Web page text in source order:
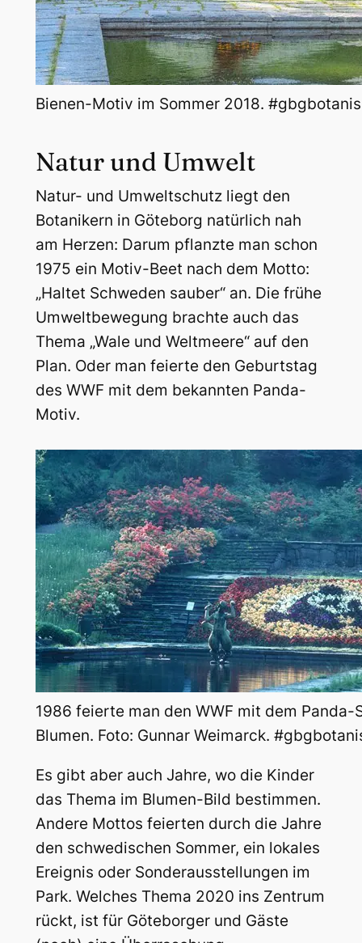
Bienen-Motiv im Sommer 2018.
Natur und Umwelt
Natur- und Umweltschutz liegt den
Botanikern in Göteborg natürlich nah
am Herzen: Darum pflanzte man schon
1975 ein Motiv-Beet nach dem Motto:
„Haltet Schweden sauber“ an. Die frühe
Umweltbewegung brachte auch das
Thema „Wale und Weltmeere“ auf den
Plan. Oder man feierte den Geburtstag
des WWF mit dem bekannten Panda-
Motiv.
1986 feierte man den WWF mit dem Panda-
Blumen. Foto: Gunnar Weimarck.
Es gibt aber auch Jahre, wo die Kinder
das Thema im Blumen-Bild bestimmen.
Andere Mottos feierten durch die Jahre
den schwedischen Sommer, ein lokales
Ereignis oder Sonderausstellungen im
Park. Welches Thema 2020 ins Zentrum
rückt, ist für Göteborger und Gäste